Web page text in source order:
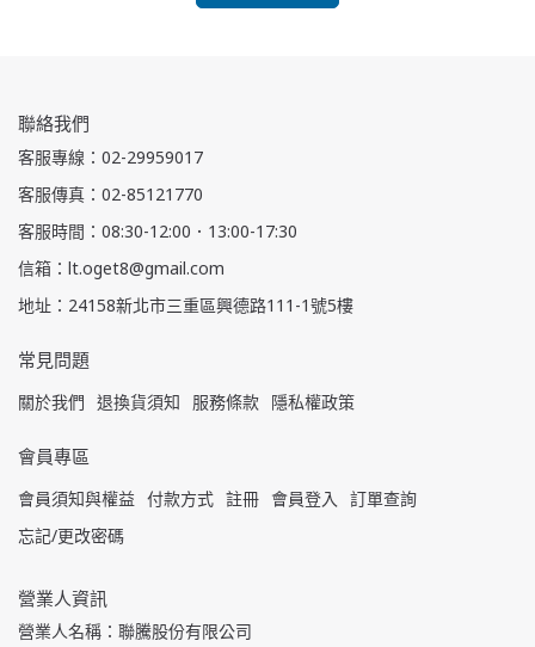
聯絡我們
客服專線：02-29959017
客服傳真：02-85121770
客服時間：08:30-12:00．13:00-17:30
信箱：lt.oget8@gmail.com
地址：24158新北市三重區興德路111-1號5樓
常見問題
關於我們 退換貨須知 服務條款 隱私權政策
會員專區
會員須知與權益 付款方式 註冊 會員登入
訂單查詢
忘記/更改密碼
營業人資訊
營業人名稱：聯騰股份有限公司